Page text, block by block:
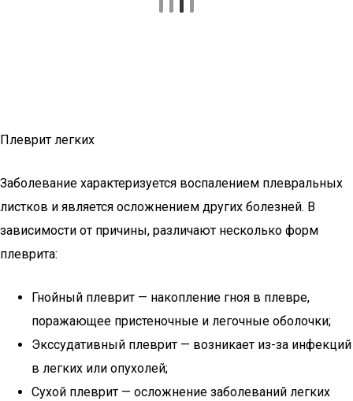
Плеврит легких
Заболевание характеризуется воспалением плевральных
листков и является осложнением других болезней. В
зависимости от причины, различают несколько форм
плеврита:
Гнойный плеврит — накопление гноя в плевре,
поражающее пристеночные и легочные оболочки;
Экссудативный плеврит — возникает из-за инфекций
в легких или опухолей;
Сухой плеврит — осложнение заболеваний легких